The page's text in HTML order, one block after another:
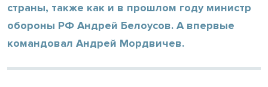
страны, также как и в прошлом году министр
обороны РФ Андрей Белоусов. А впервые
командовал Андрей Мордвичев.